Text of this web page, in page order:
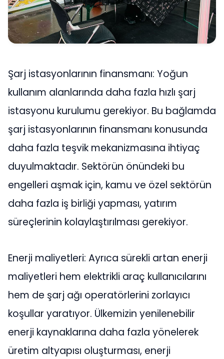
Şarj istasyonlarının finansmanı: Yoğun
kullanım alanlarında daha fazla hızlı şarj
istasyonu kurulumu gerekiyor. Bu bağlamda
şarj istasyonlarının finansmanı konusunda
daha fazla teşvik mekanizmasına ihtiyaç
duyulmaktadır. Sektörün önündeki bu
engelleri aşmak için, kamu ve özel sektörün
daha fazla iş birliği yapması, yatırım
süreçlerinin kolaylaştırılması gerekiyor.
Enerji maliyetleri: Ayrıca sürekli artan enerji
maliyetleri hem elektrikli araç kullanıcılarını
hem de şarj ağı operatörlerini zorlayıcı
koşullar yaratıyor. Ülkemizin yenilenebilir
enerji kaynaklarına daha fazla yönelerek
üretim altyapısı oluşturması, enerji